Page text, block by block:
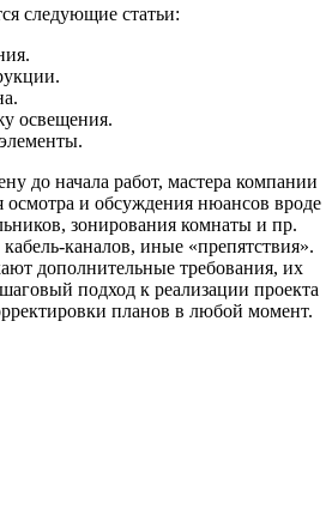
следующие статьи:
освещения.
до начала работ, мастера компании
осмотра и обсуждения нюансов вроде
зонирования комнаты и пр.
каналов, иные «препятствия».
дополнительные требования, их
подход к реализации проекта
планов в любой момент.